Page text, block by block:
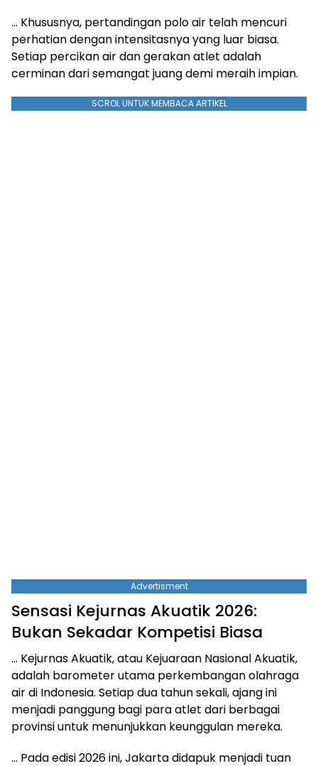
… Khususnya, pertandingan polo air telah mencuri
perhatian dengan intensitasnya yang luar biasa.
Setiap percikan air dan gerakan atlet adalah
cerminan dari semangat juang demi meraih impian.
SCROL UNTUK MEMBACA ARTIKEL
Advertisment
Sensasi Kejurnas Akuatik 2026:
Bukan Sekadar Kompetisi Biasa
… Kejurnas Akuatik, atau Kejuaraan Nasional Akuatik,
adalah barometer utama perkembangan olahraga
air di Indonesia. Setiap dua tahun sekali, ajang ini
menjadi panggung bagi para atlet dari berbagai
provinsi untuk menunjukkan keunggulan mereka.
… Pada edisi 2026 ini, Jakarta didapuk menjadi tuan